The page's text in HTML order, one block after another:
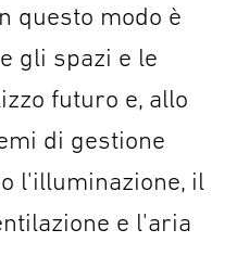
questo modo è
gli spazi e le
futuro e, allo
di gestione
l'illuminazione, il
e l'aria